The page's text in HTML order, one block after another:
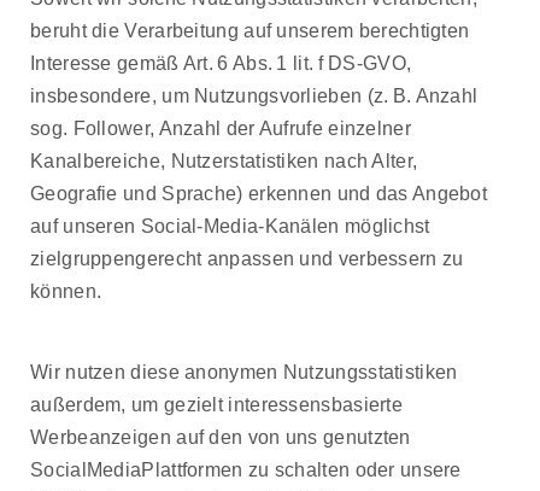
beruht die Verarbeitung auf unserem berechtigten
Interesse gemäß Art. 6 Abs. 1 lit. f DS-GVO,
insbesondere, um Nutzungsvorlieben (z. B. Anzahl
sog. Follower, Anzahl der Aufrufe einzelner
Kanalbereiche, Nutzerstatistiken nach Alter,
Geografie und Sprache) erkennen und das Angebot
auf unseren Social-Media-Kanälen möglichst
zielgruppengerecht anpassen und verbessern zu
können.
Wir nutzen diese anonymen Nutzungsstatistiken
außerdem, um gezielt interessensbasierte
Werbeanzeigen auf den von uns genutzten
SocialMediaPlattformen zu schalten oder unsere